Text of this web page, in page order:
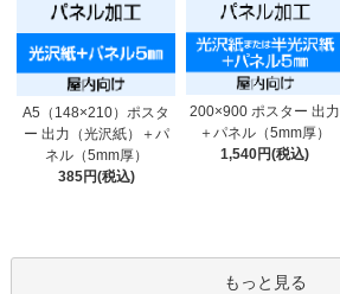
A5（148×210）ポスタ
ー 出力（光沢紙）＋パ
ネル（5mm厚）
385円(税込)
200×900 ポスター 出力
＋パネル（5mm厚）
1,540円(税込)
もっと見る